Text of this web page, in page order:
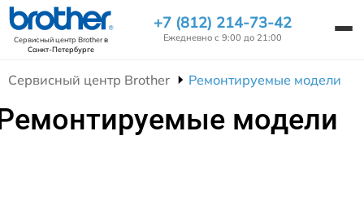
Сервисный центр Brotherв
Санкт-Петербурге
+7 (812) 214-73-42
Ежедневно с 9:00 до 21:00
Сервисный центр Brother Ремонтируемые модели
модели